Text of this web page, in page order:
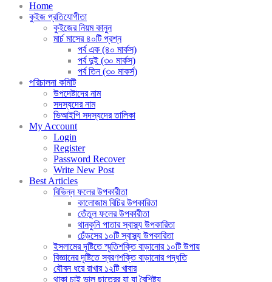
Home
কুইজ প্রতিযোগীতা
কুইজের নিয়ম কানুন
মার্চ মাসের ৪০টি প্রশ্ন
পর্ব এক (৪০ মার্কস)
পর্ব দুই (৩০ মার্কস)
পর্ব তিন (৩০ মাকর্স)
পরিচালনা কমিটি
উপদেষ্টাদের নাম
সদস্যদের নাম
ভিআইপি সদস্যদের তালিকা
My Account
Login
Register
Password Recover
Write New Post
Best Articles
বিভিন্ন ফলের উপকারীতা
কালোজাম বিচির উপকারিতা
তেঁতুল ফলের উপকারীতা
থানকুনি পাতার স্বাস্থ্য উপকারিতা
ঢেঁড়সের ১০টি স্বাস্থ্য উপকারিতা
ইসলামের দৃষ্টিতে স্মৃতিশক্তি বাড়ানোর ১০টি উপায়
বিজ্ঞানের দৃষ্টিতে স্বরণশক্তি বাড়ানোর পদ্ধতি
যৌবন ধরে রাখার ১২টি খাবার
থাকা চাই ভাল ছাত্রের যা যা বৈশিষ্ট্য